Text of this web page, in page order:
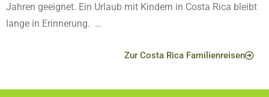
Jahren geeignet. Ein Urlaub mit Kindern in Costa Rica bleibt
lange in Erinnerung. …
Zur Costa Rica Familienreisen